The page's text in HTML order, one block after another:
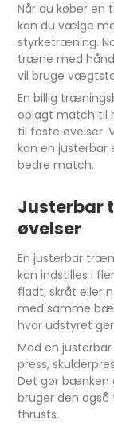
Når du køber en
kan du vælge
styrketræning.
træne med
vil bruge
En billig
oplagt match til
til faste øvelser.
kan en
bedre match.
Justerbar
øvelser
En justerbar
kan indstilles i
fladt, skråt eller
med samme
hvor udstyret
Med en
press,
Det gør bænken
bruger den
thrusts.